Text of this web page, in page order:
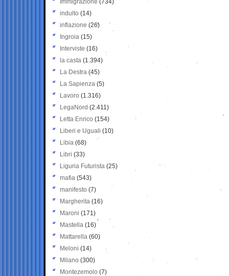
Immigrazione (734)
indulto (14)
inflazione (26)
Ingroia (15)
Interviste (16)
la casta (1.394)
La Destra (45)
La Sapienza (5)
Lavoro (1.316)
LegaNord (2.411)
Letta Enrico (154)
Liberi e Uguali (10)
Libia (68)
Libri (33)
Liguria Futurista (25)
mafia (543)
manifesto (7)
Margherita (16)
Maroni (171)
Mastella (16)
Mattarella (60)
Meloni (14)
Milano (300)
Montezemolo (7)